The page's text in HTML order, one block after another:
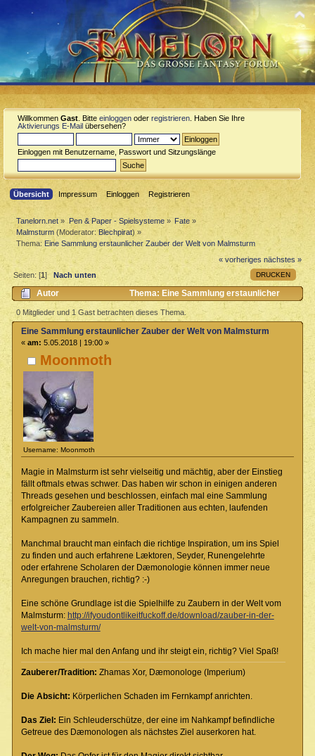
Willkommen Gast . Bitte einloggen oder registrieren . Haben Sie Ihre
Aktivierungs E-Mail übersehen?
Einloggen mit Benutzername, Passwort und Sitzungslänge
Übersicht Impressum Einloggen Registrieren
Tanelorn.net » Pen & Paper - Spielsysteme» Fate »
Malmsturm (Moderator:Blechpirat) »
Thema:Eine Sammlung erstaunlicher Zauber der Welt von Malmsturm
« vorheriges nächstes »
DRUCKEN
Seiten: [1] Nach unten
Autor
Thema: Eine Sammlung erstaunlicher
Zauber der Welt von Malmsturm (Gelesen 3740 mal)
0 Mitglieder und 1 Gast betrachten dieses Thema.
Moonmoth
Username: Moonmoth
Eine Sammlung erstaunlicher Zauber der Welt von Malmsturm
« am: 5.05.2018 | 19:00 »
Magie in Malmsturm ist sehr vielseitig und mächtig, aber der Einstieg
fällt oftmals etwas schwer. Das haben wir schon in einigen anderen
Threads gesehen und beschlossen, einfach mal eine Sammlung
erfolgreicher Zaubereien aller Traditionen aus echten, laufenden
Kampagnen zu sammeln.
Manchmal braucht man einfach die richtige Inspiration, um ins Spiel
zu finden und auch erfahrene Læktoren, Seyder, Runengelehrte
oder erfahrene Scholaren der Dæmonologie können immer neue
Anregungen brauchen, richtig? :-)
Eine schöne Grundlage ist die Spielhilfe zu Zaubern in der Welt vom
Malmsturm: http://ifyoudontlikeitfuckoff.de/download/zauber-in-der-
welt-von-malmsturm/
Ich mache hier mal den Anfang und ihr steigt ein, richtig? Viel Spaß!
Zauberer/Tradition: Zhamas Xor, Dæmonologe (Imperium)
Die Absicht: Körperlichen Schaden im Fernkampf anrichten.
Das Ziel: Ein Schleuderschütze, der eine im Nahkampf befindliche
Getreue des Dæmonologen als nächstes Ziel auserkoren hat.